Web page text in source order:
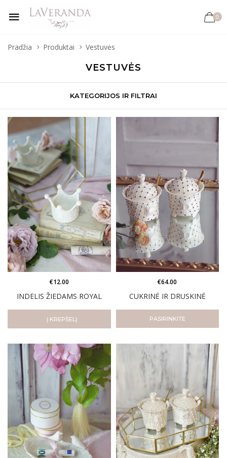
0
Pradžia Produktai Vestuvės
VESTUVĖS
KATEGORIJOS IR FILTRAI
INDELIS ŽIEDAMS ROYAL
€12.00
Į KREPŠELĮ
CUKRINĖ IR DRUSKINĖ
€64.00
PASIRINKITE